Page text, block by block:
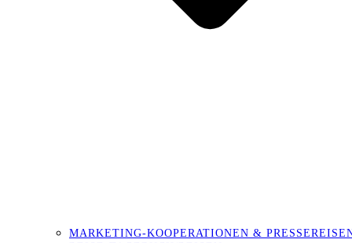
MARKETING-KOOPERATIONEN &